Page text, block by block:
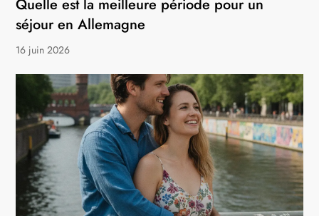
Quelle est la meilleure période pour un
séjour en Allemagne
16 juin 2026